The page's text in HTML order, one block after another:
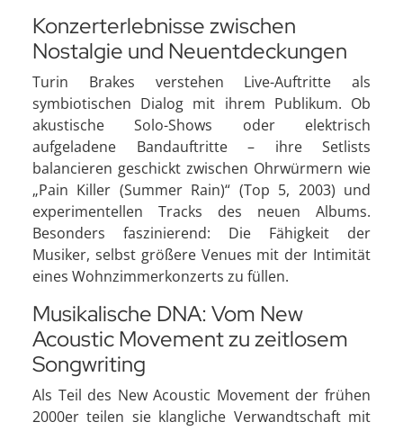
Konzerterlebnisse zwischen
Nostalgie und Neuentdeckungen
Turin Brakes verstehen Live-Auftritte als
symbiotischen Dialog mit ihrem Publikum. Ob
akustische Solo-Shows oder elektrisch
aufgeladene Bandauftritte – ihre Setlists
balancieren geschickt zwischen Ohrwürmern wie
„Pain Killer (Summer Rain)“ (Top 5, 2003) und
experimentellen Tracks des neuen Albums.
Besonders faszinierend: Die Fähigkeit der
Musiker, selbst größere Venues mit der Intimität
eines Wohnzimmerkonzerts zu füllen.
Musikalische DNA: Vom New
Acoustic Movement zu zeitlosem
Songwriting
Als Teil des New Acoustic Movement der frühen
2000er teilen sie klangliche Verwandtschaft mit